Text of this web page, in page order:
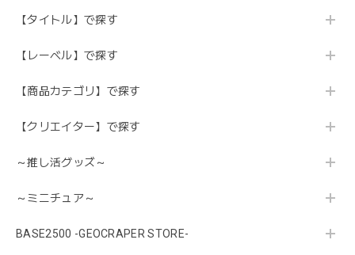
【タイトル】で探す
【レーベル】で探す
【商品カテゴリ】で探す
【クリエイター】で探す
～推し活グッズ～
～ミニチュア～
BASE2500 -GEOCRAPER STORE-